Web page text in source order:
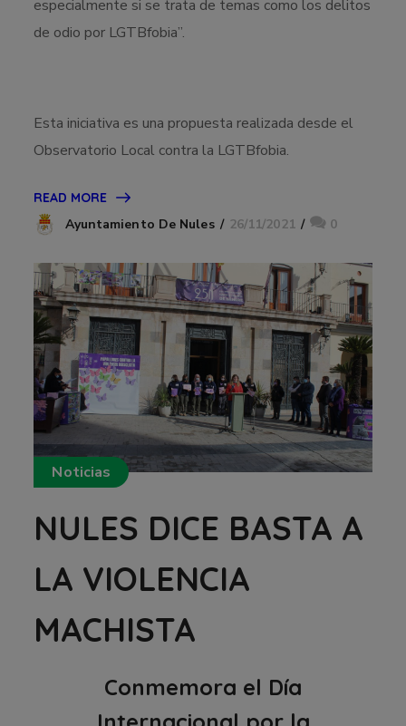
especialmente si se trata de temas como los delitos
de odio por LGTBfobia”.
Esta iniciativa es una propuesta realizada desde el
Observatorio Local contra la LGTBfobia.
READ MORE
Ayuntamiento De Nules 26/11/2021 0
Noticias
NULES DICE BASTA A
LA VIOLENCIA
MACHISTA
Conmemora el Día